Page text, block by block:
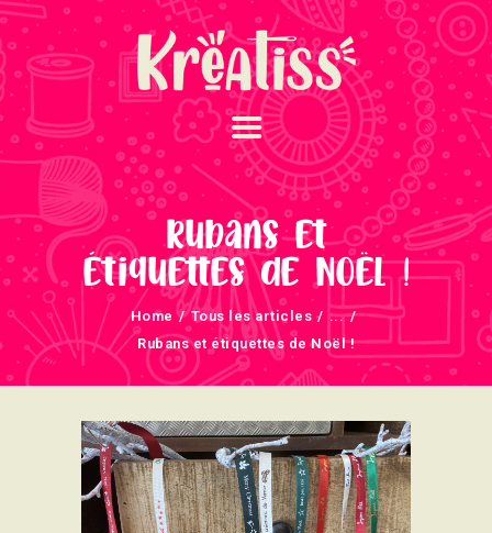
Rubans et
étiquettes de Noël !
Home Tous les articles
...
Rubans et étiquettes de Noël !
ACCUEIL
NOS UNIVERS
ARRIVAGES
ATELIERS ET
ÉVÈNEMENTS
INFOS ÉVÈNEMENTS
NEWSLETTERS
TUTORIELS
NOUS SOUTENONS
CONTACT